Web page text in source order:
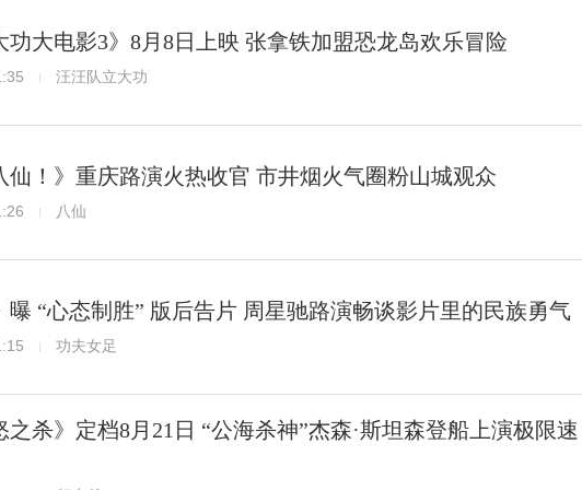
功大电影3》8月8日上映 张拿铁加盟恐龙岛欢乐冒险
汪汪队立大功
仙！》重庆路演火热收官 市井烟火气圈粉山城观众
八仙
曝 “心态制胜” 版后告片 周星驰路演畅谈影片里的民族勇气
功夫女足
之杀》定档8月21日 “公海杀神”杰森·斯坦森登船上演极限速